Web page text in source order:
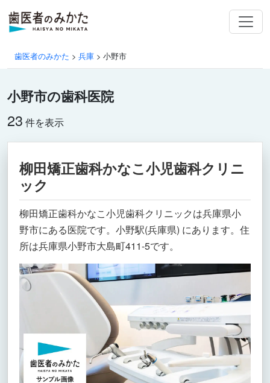
歯医者のみかた > 兵庫 > 小野市
小野市の歯科医院
23 件を表示
柳田矯正歯科かなこ小児歯科クリニ
ック
柳田矯正歯科かなこ小児歯科クリニックは兵庫県小
野市にある医院です。小野駅(兵庫県) にあります。住
所は兵庫県小野市大島町411-5です。